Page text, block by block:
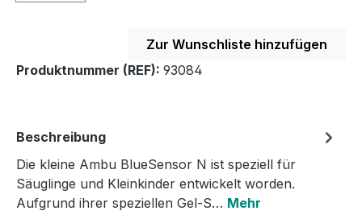
Zur Wunschliste hinzufügen
Produktnummer (REF): 93084
Beschreibung
Die kleine Ambu BlueSensor N ist speziell für
Säuglinge und Kleinkinder entwickelt worden.
Aufgrund ihrer speziellen Gel-S… Mehr